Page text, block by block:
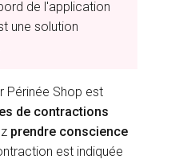
de l'application
une solution
Périnée Shop est
de contractions
prendre conscience
est indiquée